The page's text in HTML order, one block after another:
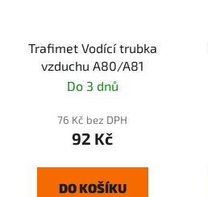
Trafimet Vodící trubka
vzduchu A80/A81
Do 3 dnů
76 Kč bez DPH
92 Kč
DO KOŠÍKU